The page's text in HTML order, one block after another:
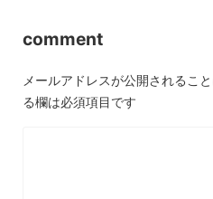
comment
メールアドレスが公開されること
る欄は必須項目です